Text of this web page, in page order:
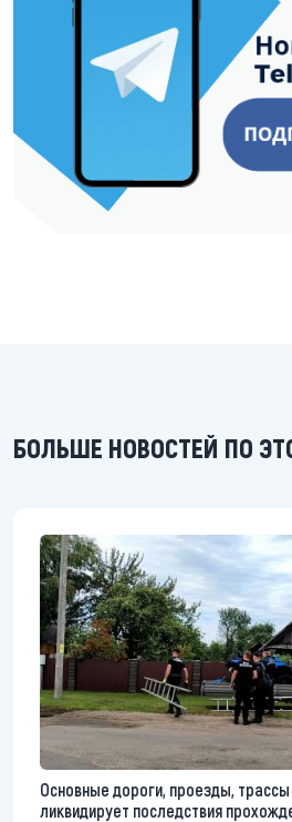
БОЛЬШЕ НОВОСТЕЙ ПО
Основные дороги, проезды,
ликвидирует последствия